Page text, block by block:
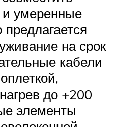
и умеренные
на срок
кабели
до +200
элементы